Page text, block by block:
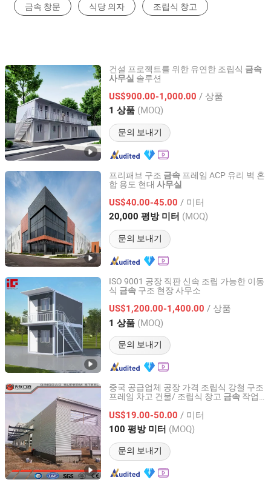
금속 창문 식당 의자 조립식 창고
건설 프로젝트를 위한 유연한 조립식 금속
사무실 솔루션
US$900.00-1,000.00 / 상품
1 상품 (MOQ)
문의 보내기
Qingdao Skotte Metal Products Co., Ltd
Shandong, China 이후 2025
프리패브 구조 금속 프레임 ACP 유리 벽 혼
합 용도 현대 사무실
US$40.00-45.00 / 미터
20,000 평방 미터 (MOQ)
문의 보내기
Qingdao Jingdao Credit Construction Steel Structure Co.,
Ltd.
Shandong, China 이후 2012
ISO 9001 공장 직판 신속 조립 가능한 이동
식 금속 구조 현장 사무소
US$1,200.00-1,400.00 / 상품
1 상품 (MOQ)
문의 보내기
Hig Housing Tech Co., Ltd.
Jiangsu, China 이후 2024
중국 공급업체 공장 가격 조립식 강철 구조
프레임 차고 건물/ 조립식 창고 금속 작업
US$19.00-50.00 / 미터
100 평방 미터 (MOQ)
문의 보내기
QINGDAO SUPERM STEEL CO., LTD.
Shandong, China 이후 2021